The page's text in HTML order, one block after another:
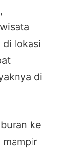
di lokasi
di
ke
mampir